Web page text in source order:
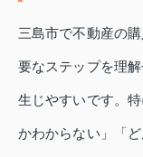
三島市で不動産の
要なステップを理
生じやすいです。
かわからない」「